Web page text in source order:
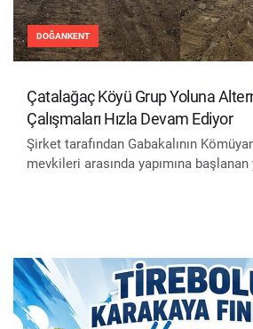
DOĞANKENT
Çatalağaç Köyü Grup Yoluna
Çalışmaları Hızla Devam Ediyor
Şirket tarafından Gabakalının
mevkileri arasında yapımına